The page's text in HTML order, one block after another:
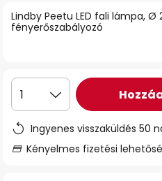
Lindby Peetu LED fali lámpa, Ø
fényerőszabályozó
1
Ingyenes visszaküldés 50
Kényelmes fizetési